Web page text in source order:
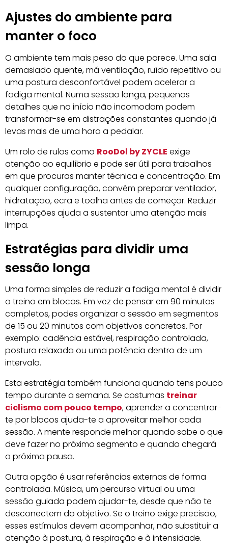
Ajustes do ambiente para
manter o foco
O ambiente tem mais peso do que parece. Uma sala
demasiado quente, má ventilação, ruído repetitivo ou
uma postura desconfortável podem acelerar a
fadiga mental. Numa sessão longa, pequenos
detalhes que no início não incomodam podem
transformar-se em distrações constantes quando já
levas mais de uma hora a pedalar.
Um rolo de rulos como RooDol by ZYCLE exige
atenção ao equilíbrio e pode ser útil para trabalhos
em que procuras manter técnica e concentração. Em
qualquer configuração, convém preparar ventilador,
hidratação, ecrã e toalha antes de começar. Reduzir
interrupções ajuda a sustentar uma atenção mais
limpa.
Estratégias para dividir uma
sessão longa
Uma forma simples de reduzir a fadiga mental é dividir
o treino em blocos. Em vez de pensar em 90 minutos
completos, podes organizar a sessão em segmentos
de 15 ou 20 minutos com objetivos concretos. Por
exemplo: cadência estável, respiração controlada,
postura relaxada ou uma potência dentro de um
intervalo.
Esta estratégia também funciona quando tens pouco
tempo durante a semana. Se costumas treinar
ciclismo com pouco tempo, aprender a concentrar-
te por blocos ajuda-te a aproveitar melhor cada
sessão. A mente responde melhor quando sabe o que
deve fazer no próximo segmento e quando chegará
a próxima pausa.
Outra opção é usar referências externas de forma
controlada. Música, um percurso virtual ou uma
sessão guiada podem ajudar-te, desde que não te
desconectem do objetivo. Se o treino exige precisão,
esses estímulos devem acompanhar, não substituir a
atenção à postura, à respiração e à intensidade.